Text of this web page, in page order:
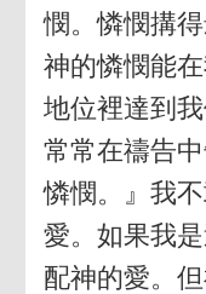
憫。憐憫搆
神的憐憫能
地位裡達到
常常在禱告
憐憫。』我
愛。如果我
配神的愛。